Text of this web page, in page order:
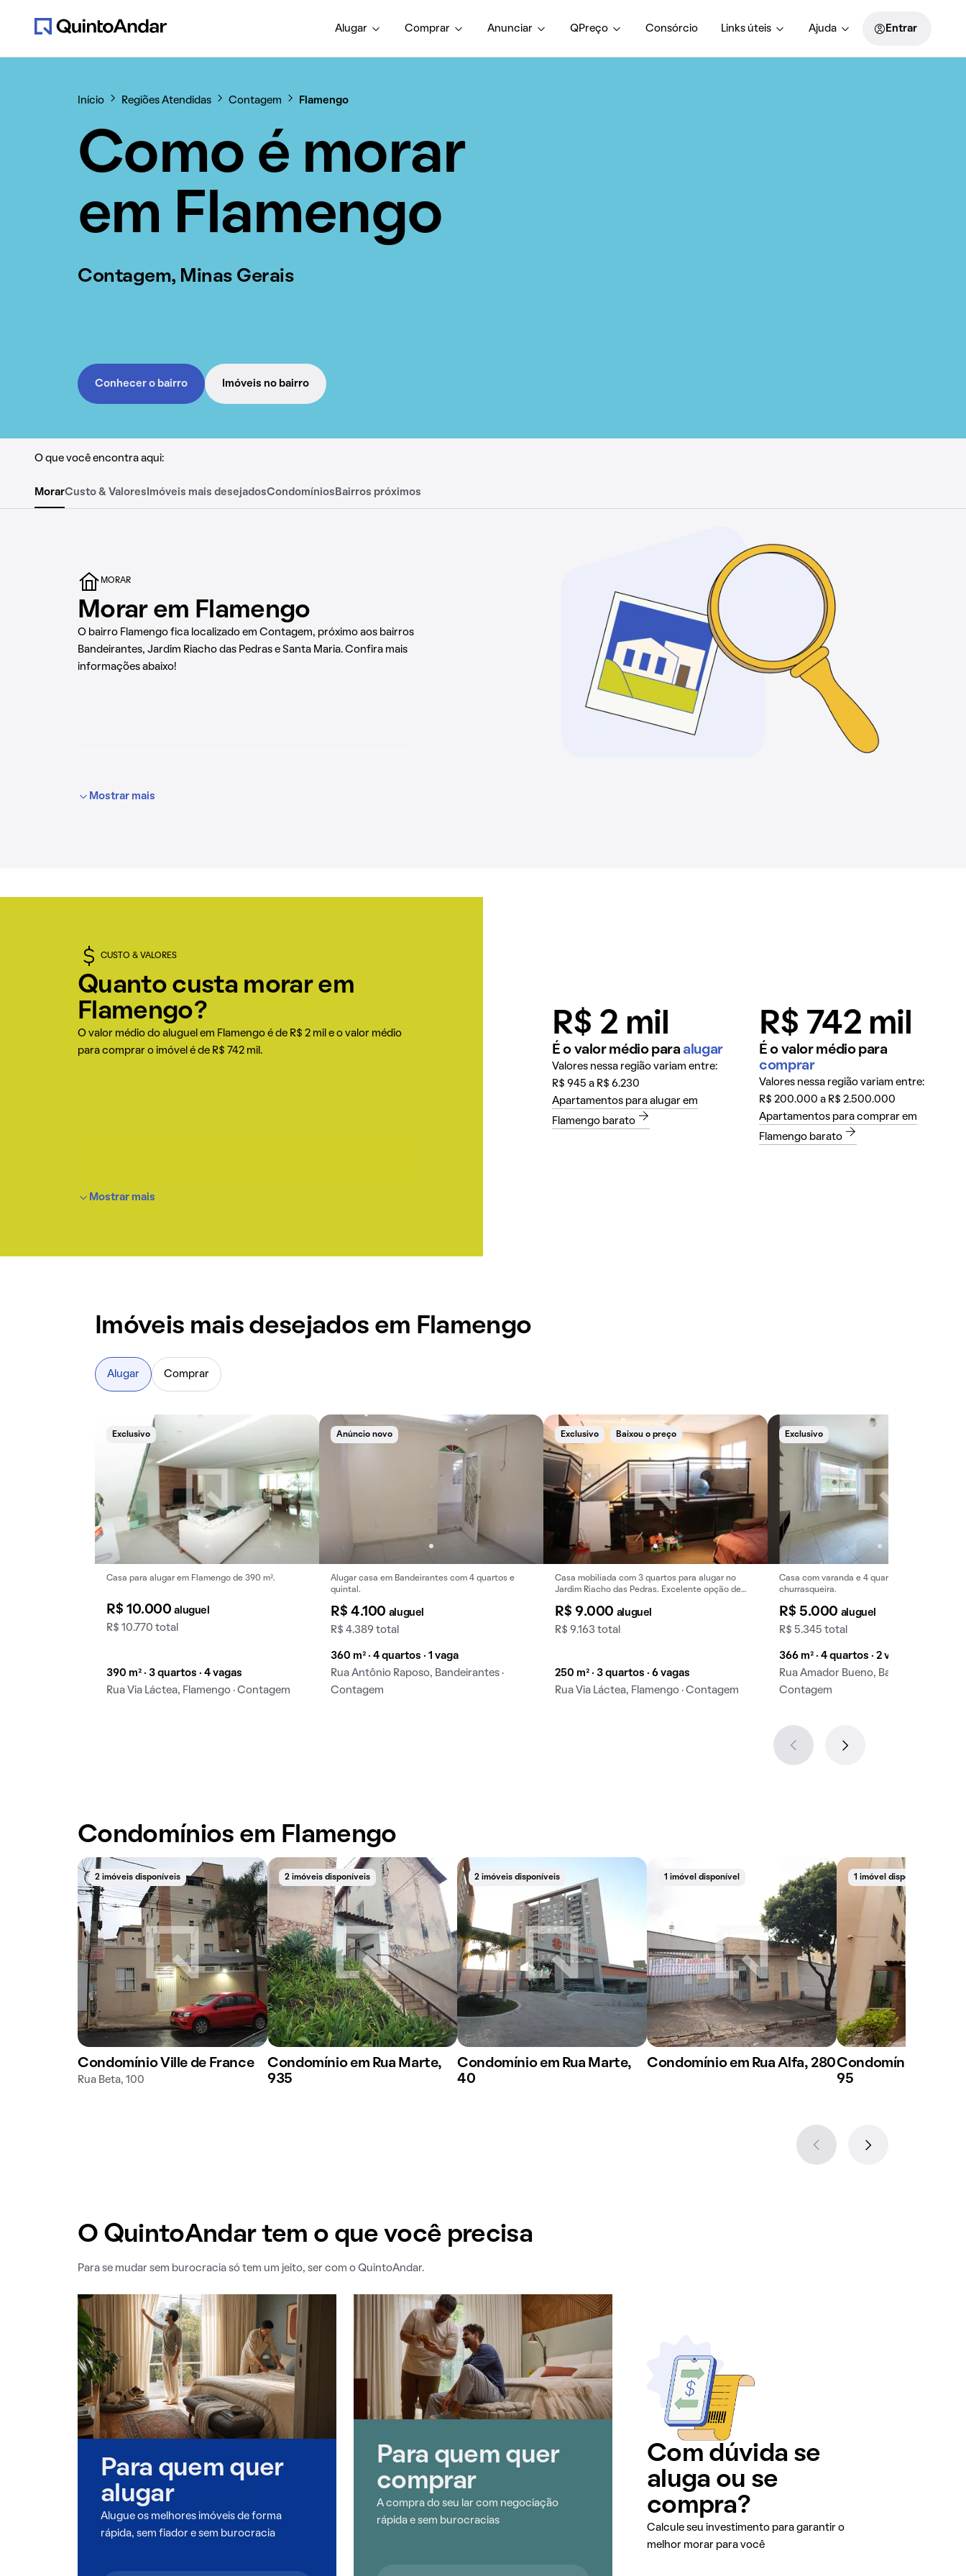
Alugar Comprar Anunciar QPreço Consórcio Links úteis Ajuda Entrar
Início Regiões Atendidas Contagem Flamengo
Como é morar
em Flamengo
Contagem, Minas Gerais
Conhecer o bairro Imóveis no bairro
O que você encontra aqui:
MorarCusto & Valores Imóveis mais desejadosCondomínios Bairros próximos
MORAR
Morar em Flamengo
O bairro Flamengo fica localizado em Contagem, próximo aos bairros
Bandeirantes, Jardim Riacho das Pedras e Santa Maria. Confira mais
informações abaixo!
Mostrar mais
CUSTO & VALORES
Quanto custa morar em
Flamengo?
O valor médio do aluguel em Flamengo é de R$ 2 mil e o valor médio
para comprar o imóvel é de R$ 742 mil.
Mostrar mais
R$ 2 mil
É o valor médio para alugar
Valores nessa região variam entre:
R$ 945 a R$ 6.230
Apartamentos para alugar em
Flamengo barato
R$ 742 mil
É o valor médio para
comprar
Valores nessa região variam entre:
R$ 200.000 a R$ 2.500.000
Apartamentos para comprar em
Flamengo barato
Imóveis mais desejados em Flamengo
Exclusivo
Casa para alugar em Flamengo de 390 m².
R$ 10.000aluguel
R$ 10.770 total
390 m² · 3 quartos · 4 vagas
Rua Via Láctea, Flamengo · Contagem
Anúncio novo
Alugar casa em Bandeirantes com 4 quartos e
quintal.
R$ 4.100 aluguel
R$ 4.389 total
360 m² · 4 quartos · 1 vaga
Rua Antônio Raposo, Bandeirantes ·
Contagem
Exclusivo Baixou o preço
Casa mobiliada com 3 quartos para alugar no
Jardim Riacho das Pedras. Excelente opção de
R$ 9.000 aluguel
R$ 9.163 total
250 m² · 3 quartos · 6 vagas
Rua Via Láctea, Flamengo · Contagem
Exclusivo
Casa com varanda e 4 quartos. Conta com
churrasqueira.
R$ 5.000 aluguel
R$ 5.345 total
366 m² · 4 quartos · 2 vagas
Rua Amador Bueno, Bandeirantes ·
Contagem
Alugar Comprar
Condomínios em Flamengo
2 imóveis disponíveis
Condomínio Ville de France
Rua Beta, 100
2 imóveis disponíveis
Condomínio em Rua Marte,
935
2 imóveis disponíveis
Condomínio em Rua Marte,
40
1 imóvel disponível
Condomínio em Rua Alfa, 280
1 imóvel disponível
Condomínio em
95
O QuintoAndar tem o que você precisa
Para se mudar sem burocracia só tem um jeito, ser com o QuintoAndar.
Para quem quer
alugar
Alugue os melhores imóveis de forma
rápida, sem fiador e sem burocracia
Para quem quer
comprar
A compra do seu lar com negociação
rápida e sem burocracias
Com dúvida se
aluga ou se
compra?
Calcule seu investimento para garantir o
melhor morar para você